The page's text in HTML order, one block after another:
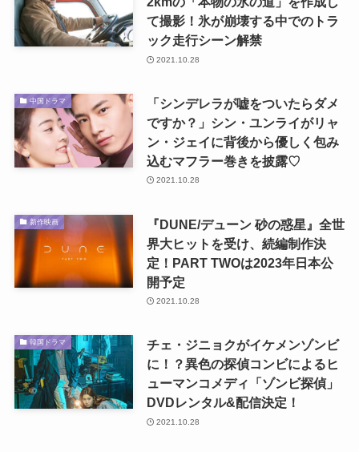
て撮影！氷が崩壊する中でのトラ
ック走行シーン解禁
2021.10.28
中国ドラマ
「シンデレラが嘘をついたらダメ
ですか？」シン・ユンライがリャ
ン・ジェイに背後から優しく包み
込むマフラー巻きを披露♡
2021.10.28
新作映画
『DUNE/デューン 砂の惑星』全世
界大ヒットを受け、続編制作決
定！PART TWOは2023年日本公
開予定
2021.10.28
韓国ドラマ
チェ・ジニョクがイケメンゾンビ
に！？異色の探偵コンビによるヒ
ューマンコメディ「ゾンビ探偵」
DVDレンタル&配信決定！
2021.10.28